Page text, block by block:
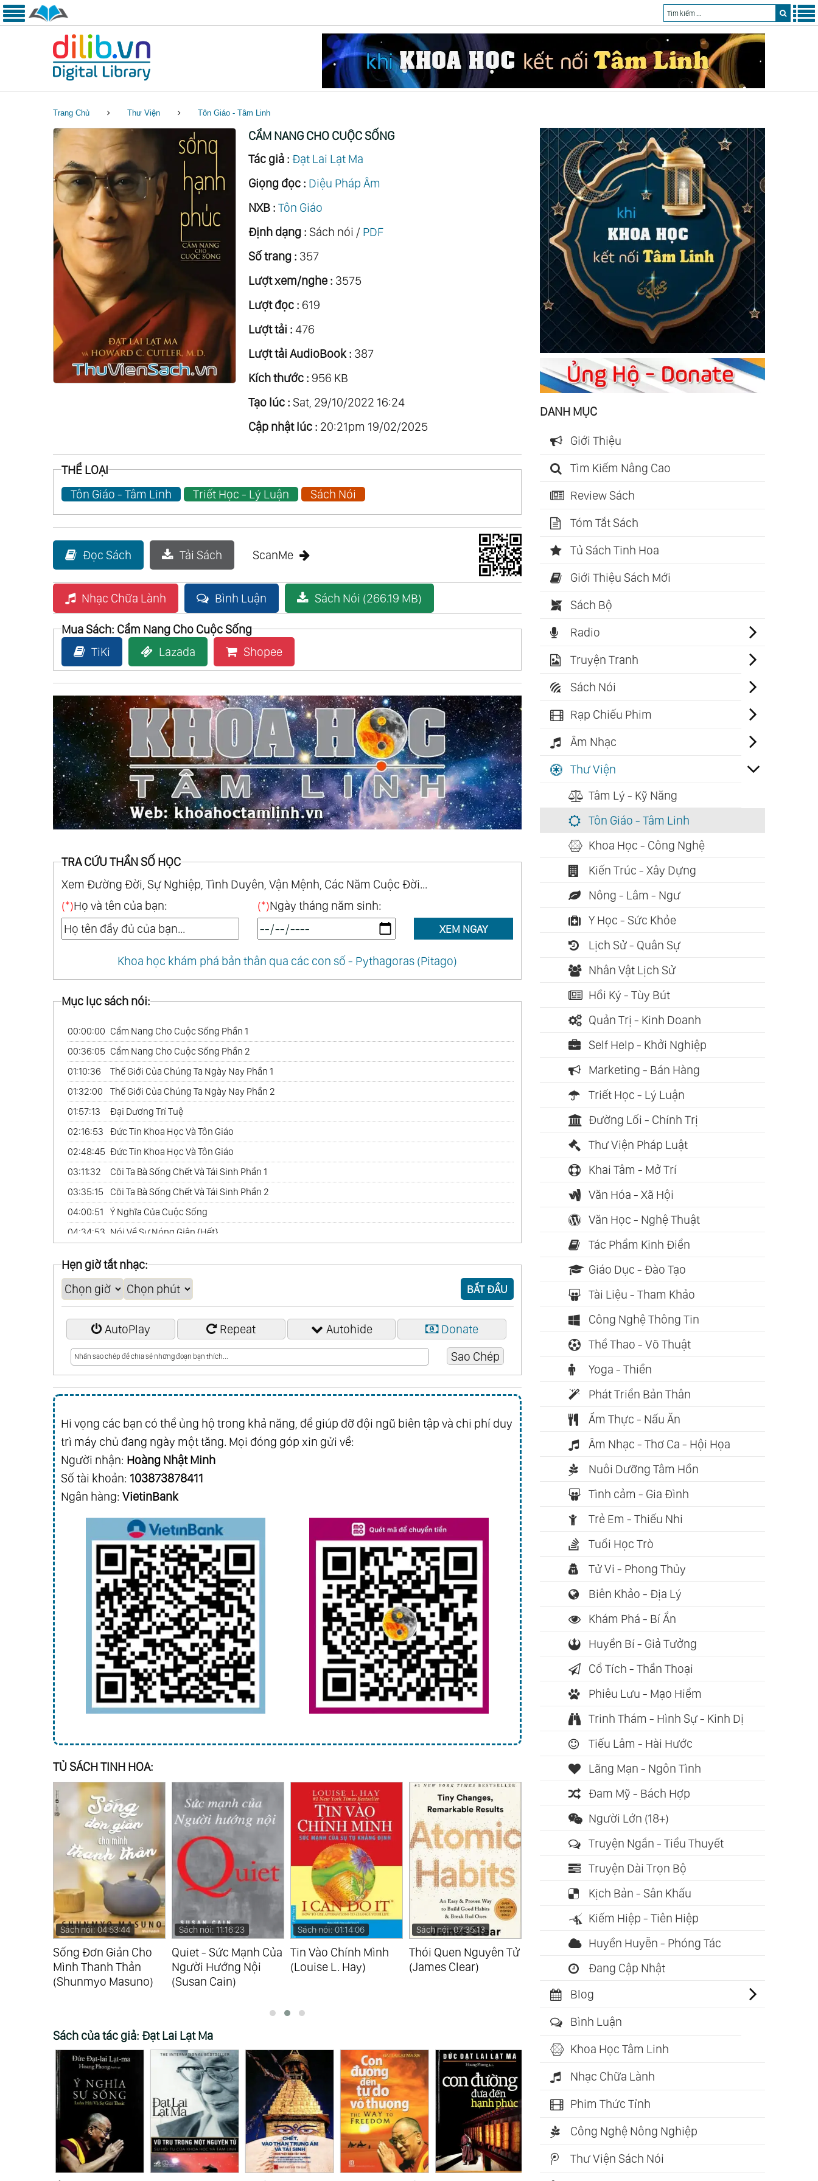
Trang Chủ Thư Viện Tôn Giáo - Tâm Linh
CẨM NANG CHO CUỘC SỐNG
Tác giả : Đạt Lai Lạt Ma
Giọng đọc : Diệu Pháp Âm
NXB : Tôn Giáo
Định dạng : Sách nói / PDF
Số trang : 357
Lượt xem/nghe : 3575
Lượt đọc : 619
Lượt tải : 476
Lượt tải AudioBook : 387
Kích thước : 956 KB
Tạo lúc : Sat, 29/10/2022 16:24
Cập nhật lúc : 20:21pm 19/02/2025
THỂ LOẠI
Tôn Giáo - Tâm Linh
Triết Học - Lý Luận Sách Nói
Đọc Sách Tải Sách ScanMe
Nhạc Chữa Lành Bình Luận Sách Nói (266.19 MB)
Mua Sách: Cẩm Nang Cho Cuộc Sống
TiKi
Lazada Shopee
TRA CỨU THẦN SỐ HỌC
Xem Đường Đời, Sự Nghiệp, Tình Duyên, Vận Mệnh, Các Năm Cuộc Đời...
(*)Họ và tên của bạn: (*)Ngày tháng năm sinh:
XEM NGAY
Khoa học khám phá bản thân qua các con số - Pythagoras (Pitago)
Mục lục sách nói:
00:00:00 Cẩm Nang Cho Cuộc Sống Phần 1
00:36:05 Cẩm Nang Cho Cuộc Sống Phần 2
01:10:36
Thế Giới Của Chúng Ta Ngày Nay Phần 1
01:32:00
Thế Giới Của Chúng Ta Ngày Nay Phần 2
01:57:13
Đại Dương Trí Tuệ
02:16:53
Đức Tin Khoa Học Và Tôn Giáo
02:48:45 Đức Tin Khoa Học Và Tôn Giáo
03:11:32
Cõi Ta Bà Sống Chết Và Tái Sinh Phần 1
03:35:15
Cõi Ta Bà Sống Chết Và Tái Sinh Phần 2
04:00:51
Ý Nghĩa Của Cuộc Sống
04:34:53 Nói Về Sự Nóng Giận {Hết}
Hẹn giờ tắt nhạc:
BẮT ĐẦU
AutoPlay Repeat Autohide Donate
Hi vọng các bạn có thể ủng hộ trong khả năng, để giúp đỡ đội ngũ biên tập và chi phí duy
trì máy chủ đang ngày một tăng. Mọi đóng góp xin gửi về:
Người nhận: Hoàng Nhật Minh
Số tài khoản: 103873878411
Ngân hàng: VietinBank
TỦ SÁCH TINH HOA:
Sách nói: 04:53:44
Sống Đơn Giản Cho
Mình Thanh Thản
(Shunmyo Masuno)
Sách nói: 11:16:23
Quiet - Sức Mạnh Của
Người Hướng Nội
(Susan Cain)
Sách nói: 01:14:06
Tin Vào Chính Mình
(Louise L. Hay)
Sách nói: 07:35:13
Thói Quen Nguyên Tử
(James Clear)
Thay Thái Độ Đổi
Cuộc Đời (Jeff Keller)
Sức Mạnh Tiềm Thức
(Joseph Murphy)
Sách của tác giả: Đạt Lai Lạt Ma
DANH MỤC
Giới Thiệu
Tìm Kiếm Nâng Cao
Review Sách
Tóm Tắt Sách
Tủ Sách Tinh Hoa
Giới Thiệu Sách Mới
Sách Bộ
Radio
Truyện Tranh
Sách Nói
Rạp Chiếu Phim
Âm Nhạc
Thư Viện
Tâm Lý - Kỹ Năng
Tôn Giáo - Tâm Linh
Khoa Học - Công Nghệ
Kiến Trúc - Xây Dựng
Nông - Lâm - Ngư
Y Học - Sức Khỏe
Lịch Sử - Quân Sự
Nhân Vật Lịch Sử
Hồi Ký - Tùy Bút
Quản Trị - Kinh Doanh
Self Help - Khởi Nghiệp
Marketing - Bán Hàng
Triết Học - Lý Luận
Đường Lối - Chính Trị
Thư Viện Pháp Luật
Khai Tâm - Mở Trí
Văn Hóa - Xã Hội
Văn Học - Nghệ Thuật
Tác Phẩm Kinh Điển
Giáo Dục - Đào Tạo
Tài Liệu - Tham Khảo
Công Nghệ Thông Tin
Thể Thao - Võ Thuật
Yoga - Thiền
Phát Triển Bản Thân
Ẩm Thực - Nấu Ăn
Âm Nhạc - Thơ Ca - Hội Họa
Nuôi Dưỡng Tâm Hồn
Tình cảm - Gia Đình
Trẻ Em - Thiếu Nhi
Tuổi Học Trò
Tử Vi - Phong Thủy
Biên Khảo - Địa Lý
Khám Phá - Bí Ẩn
Huyền Bí - Giả Tưởng
Cổ Tích - Thần Thoại
Phiêu Lưu - Mạo Hiểm
Trinh Thám - Hình Sự - Kinh Dị
Tiếu Lâm - Hài Hước
Lãng Mạn - Ngôn Tình
Đam Mỹ - Bách Hợp
Người Lớn (18+)
Truyện Ngắn - Tiểu Thuyết
Truyện Dài Trọn Bộ
Kịch Bản - Sân Khấu
Kiếm Hiệp - Tiên Hiệp
Huyền Huyễn - Phóng Tác
Đang Cập Nhật
Blog
Bình Luận
Khoa Học Tâm Linh
Nhạc Chữa Lành
Phim Thức Tỉnh
Công Nghệ Nông Nghiệp
Thư Viện Sách Nói